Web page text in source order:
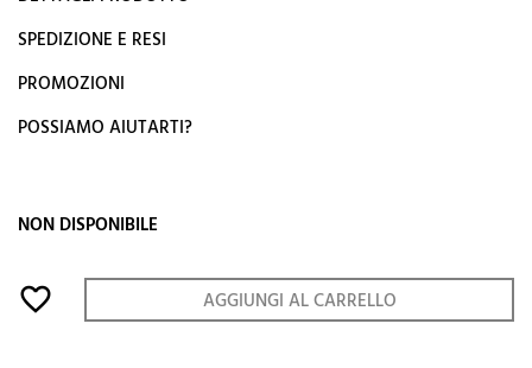
SPEDIZIONE E RESI
PROMOZIONI
POSSIAMO AIUTARTI?
NON DISPONIBILE
favorite_border AGGIUNGI AL CARRELLO